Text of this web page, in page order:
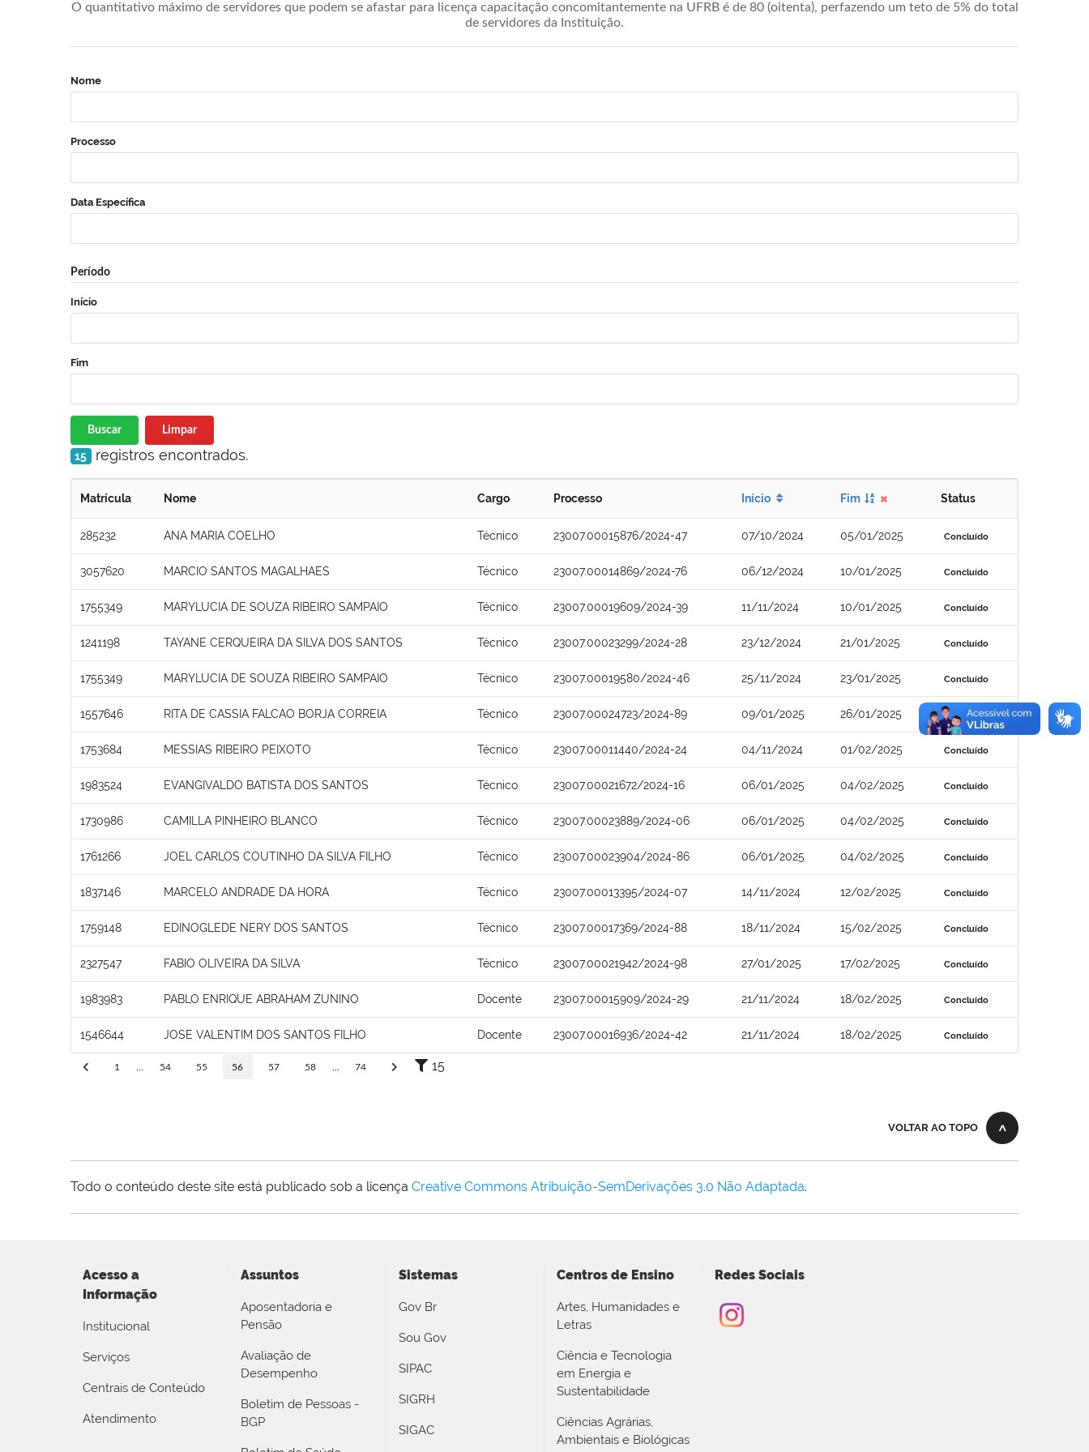
O quantitativo máximo de servidores que podem se afastar para licença capacitação concomitantemente na UFRB é de 80 (oitenta), perfazendo um teto de 5% do total
de servidores da Instituição.
Nome
Processo
Data Específica
Período
Início
Fim
Buscar Limpar
15 registros encontrados.
Matrícula Nome Cargo Processo Início Fim Status
285232 ANA MARIA COELHO Técnico 23007.00015876/2024-47 07/10/2024 05/01/2025 Concluído
3057620 MARCIO SANTOS MAGALHAES Técnico 23007.00014869/2024-76 06/12/2024 10/01/2025 Concluído
1755349 MARYLUCIA DE SOUZA RIBEIRO SAMPAIO Técnico 23007.00019609/2024-39 11/11/2024 10/01/2025 Concluído
1241198 TAYANE CERQUEIRA DA SILVA DOS SANTOS Técnico 23007.00023299/2024-28 23/12/2024 21/01/2025 Concluído
1755349 MARYLUCIA DE SOUZA RIBEIRO SAMPAIO Técnico 23007.00019580/2024-46 25/11/2024 23/01/2025 Concluído
1557646 RITA DE CASSIA FALCAO BORJA CORREIA Técnico 23007.00024723/2024-89 09/01/2025 26/01/2025 Concluído
1753684 MESSIAS RIBEIRO PEIXOTO Técnico 23007.00011440/2024-24 04/11/2024 01/02/2025 Concluído
1983524 EVANGIVALDO BATISTA DOS SANTOS Técnico 23007.00021672/2024-16 06/01/2025 04/02/2025 Concluído
1730986 CAMILLA PINHEIRO BLANCO Técnico 23007.00023889/2024-06 06/01/2025 04/02/2025 Concluído
1761266 JOEL CARLOS COUTINHO DA SILVA FILHO Técnico 23007.00023904/2024-86 06/01/2025 04/02/2025 Concluído
1837146 MARCELO ANDRADE DA HORA Técnico 23007.00013395/2024-07 14/11/2024 12/02/2025 Concluído
1759148 EDINOGLEDE NERY DOS SANTOS Técnico 23007.00017369/2024-88 18/11/2024 15/02/2025 Concluído
2327547 FABIO OLIVEIRA DA SILVA Técnico 23007.00021942/2024-98 27/01/2025 17/02/2025 Concluído
1983983 PABLO ENRIQUE ABRAHAM ZUNINO Docente 23007.00015909/2024-29 21/11/2024 18/02/2025 Concluído
1546644 JOSE VALENTIM DOS SANTOS FILHO Docente 23007.00016936/2024-42 21/11/2024 18/02/2025 Concluído
1 54 55 56 57 58 74 15
VOLTAR AO TOPO
Todo o conteúdo deste site está publicado sob a licença Creative Commons Atribuição-SemDerivações 3.0 Não Adaptada.
Acesso a
Informação
Institucional
Serviços
Centrais de Conteúdo
Atendimento
Assuntos
Aposentadoria e
Pensão
Avaliação de
Desempenho
Boletim de Pessoas -
BGP
Sistemas
Gov Br
Sou Gov
SIPAC
SIGRH
SIGAC
Centros de Ensino
Artes, Humanidades e
Letras
Ciência e Tecnologia
em Energia e
Sustentabilidade
Ciências Agrárias,
Ambientais e Biológicas
Redes Sociais